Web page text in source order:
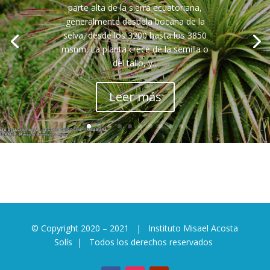
Cactus San Pedro
Cabuya Blanca
Cabuya Negra
Café
Cala
Calaguala
Caléndula
Cedrón
parte alta de la sierra ecuatoriana,
generalmente desdela bocana de la
selva, desde los 3200 hasta los 3850
msnm. La planta crece de la semilla o
del tallo, y...
Leer más
© Copyright 2020 – 2021 | Instituto Misael Acosta
Solís | Todos los derechos reservados